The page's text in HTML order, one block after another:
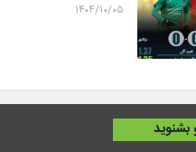
۱۴۰۴/۱۰/۰۵
بشنوید